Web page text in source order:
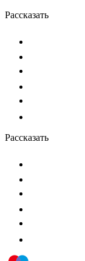
Рассказать
Рассказать